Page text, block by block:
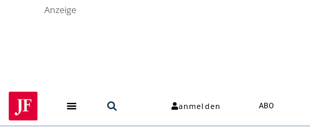
Anzeige
anmelden ABO